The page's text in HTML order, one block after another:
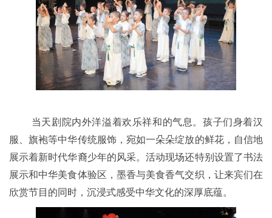
当天剧院内外洋溢着欢乐祥和的气息。孩子们身着汉
服、旗袍等中华传统服饰，宛如一朵朵绽放的鲜花，自信地
展示着新时代华裔少年的风采。活动现场还特别设置了书法
展示和中华美食体验区，墨香与美食香气交织，让来宾们在
欣赏节目的同时，沉浸式感受中华文化的深厚底蕴。